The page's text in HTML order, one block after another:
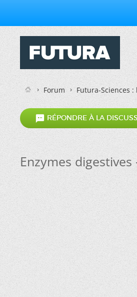
Forum Futura-Sciences
 RÉPONDRE À LA
Enzymes